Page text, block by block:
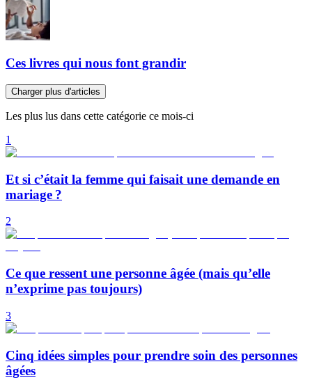
Ces livres qui nous font grandir
Charger plus d'articles
Les plus lus dans cette catégorie ce mois-ci
1
Et si c’était la femme qui faisait une demande en
mariage ?
2
Ce que ressent une personne âgée (mais qu’elle
n’exprime pas toujours)
3
Cinq idées simples pour prendre soin des personnes
âgées